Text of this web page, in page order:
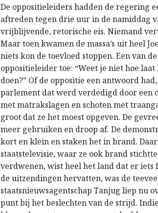
De oppositieleiders hadden de regering
aftreden tegen drie uur in de namiddag
vrijblijvende, retorische eis. Niemand
Maar toen kwamen de massa’s uit heel
niets kon de toevloed stoppen. Een van
oppositieleider toe: “Weet je niet hoe
doen?” Of de oppositie een antwoord
parlement dat werd verdedigd door een
met matrakslagen en schoten met
groot dat ze het moest opgeven. De
meer gebruiken en droop af. De
kort en klein en staken het in brand.
staatstelevisie, waar ze ook brand
verdwenen, wist heel het land dat er iets
de uitzendingen hervatten, was de
staatsnieuwsagentschap Tanjug liep nu
punt bij het beslechten van de strijd.